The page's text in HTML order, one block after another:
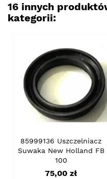
16 innych
kategorii:
85999136 Uszczelniacz
Suwaka New Holland FB
100
Cena
75,00 zł